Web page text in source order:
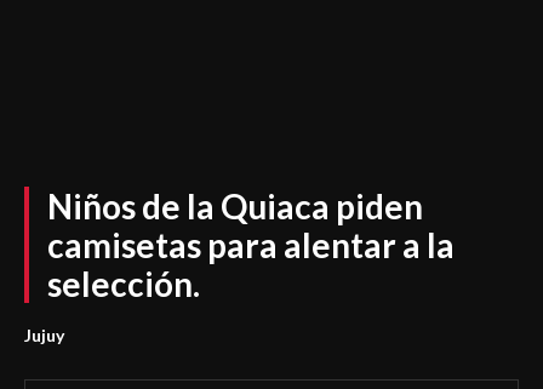
Niños de la Quiaca piden
camisetas para alentar a la
selección.
Jujuy